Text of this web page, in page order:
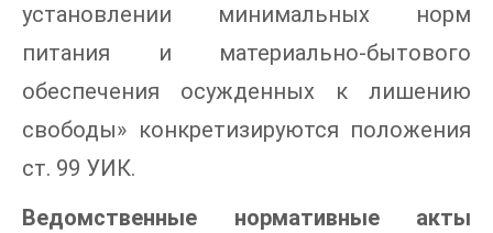
установлении минимальных норм
питания и материально-бытового
обеспечения осужденных к лишению
свободы» конкретизируются положения
ст. 99 УИК.
Ведомственные нормативные акты